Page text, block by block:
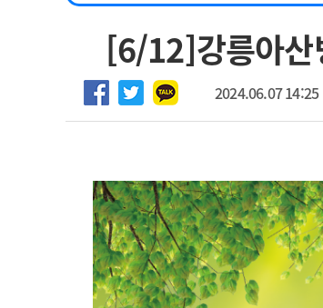
고객센터 회사소개
하반기 전공의(레지던트1
2026년 하반기 인턴 모집
마취통증의학과 임기제
[6/12]강릉아산
2024.06.07 14:25